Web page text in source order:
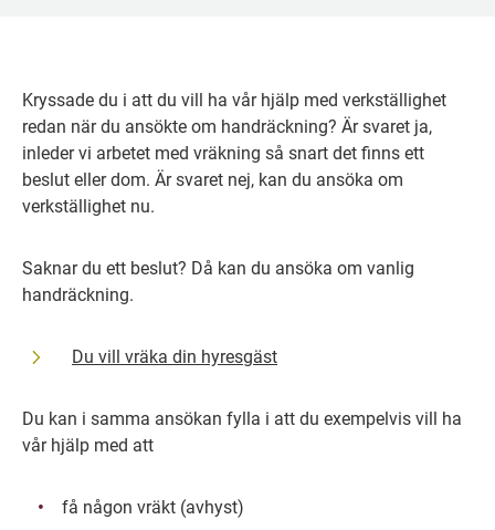
Kryssade du i att du vill ha vår hjälp med verkställighet
redan när du ansökte om handräckning? Är svaret ja,
inleder vi arbetet med vräkning så snart det finns ett
beslut eller dom. Är svaret nej, kan du ansöka om
verkställighet nu.
Saknar du ett beslut? Då kan du ansöka om vanlig
handräckning.
Du vill vräka din hyresgäst
Du kan i samma ansökan fylla i att du exempelvis vill ha
vår hjälp med att
få någon vräkt (avhyst)